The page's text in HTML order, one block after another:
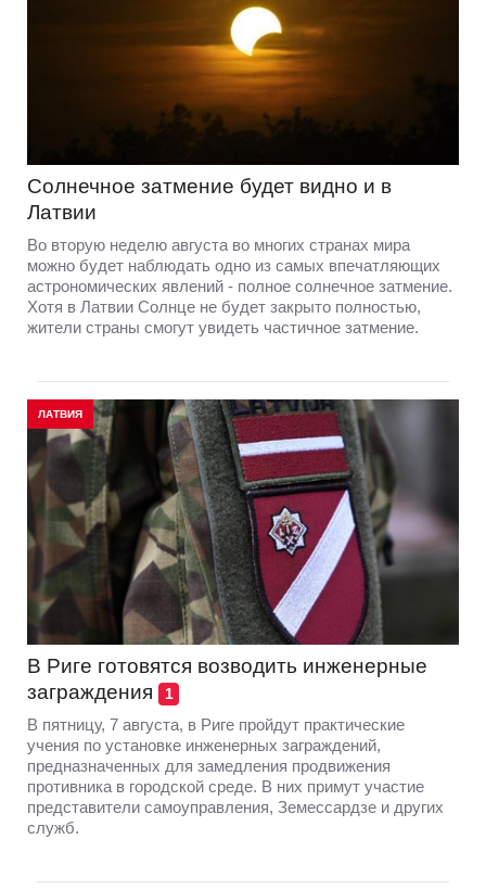
Солнечное затмение будет видно и в
Латвии
Во вторую неделю августа во многих странах мира
можно будет наблюдать одно из самых впечатляющих
астрономических явлений - полное солнечное затмение.
Хотя в Латвии Солнце не будет закрыто полностью,
жители страны смогут увидеть частичное затмение.
ЛАТВИЯ
В Риге готовятся возводить инженерные
заграждения
1
В пятницу, 7 августа, в Риге пройдут практические
учения по установке инженерных заграждений,
предназначенных для замедления продвижения
противника в городской среде. В них примут участие
представители самоуправления, Земессардзе и других
служб.